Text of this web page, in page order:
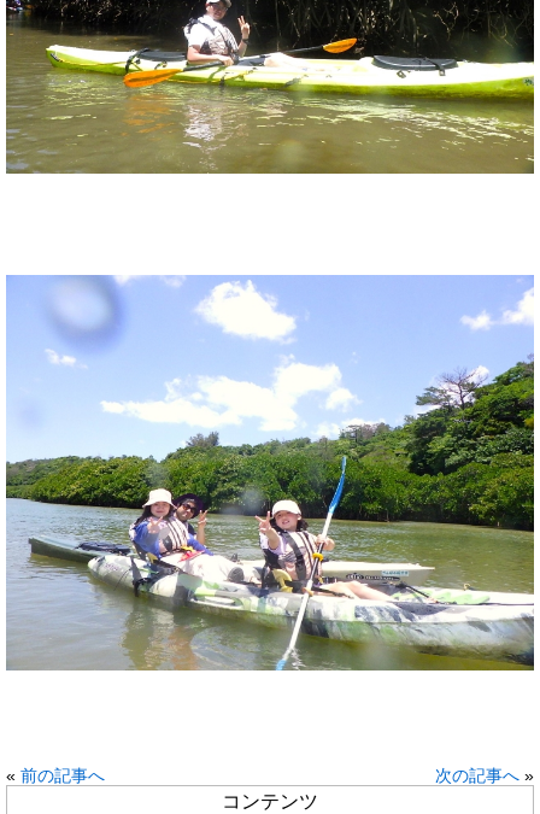
« 前の記事へ 次の記事へ »
コンテンツ